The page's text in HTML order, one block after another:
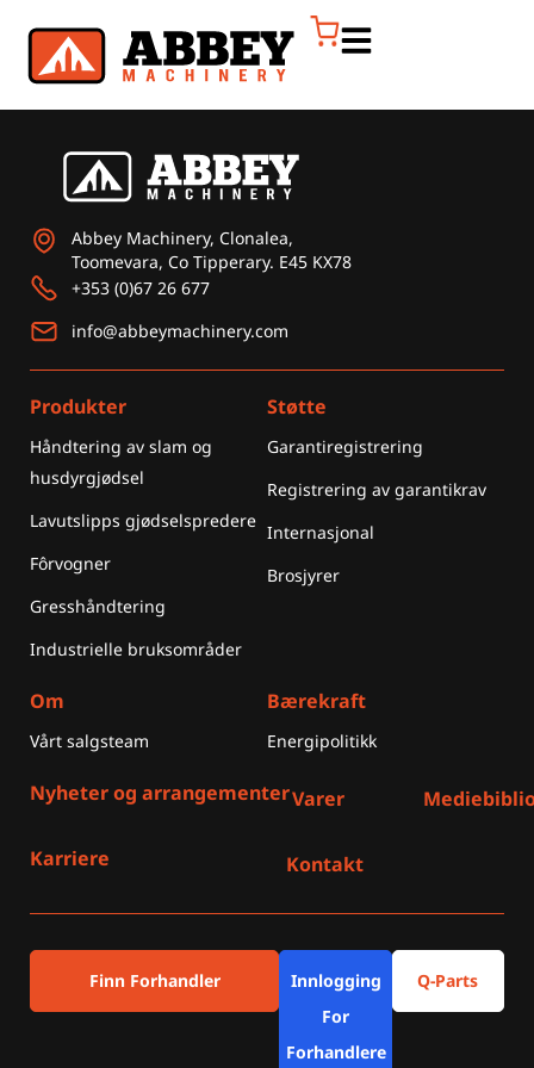
Abbey Machinery, Clonalea,
Toomevara, Co Tipperary. E45 KX78
+353 (0)67 26 677
info@abbeymachinery.com
Produkter
Håndtering av slam og
husdyrgjødsel
Lavutslipps gjødselspredere
Fôrvogner
Gresshåndtering
Industrielle bruksområder
Støtte
Garantiregistrering
Registrering av garantikrav
Internasjonal
Brosjyrer
Om
Vårt salgsteam
Bærekraft
Energipolitikk
Nyheter og arrangementerVarer
Karriere Kontakt
Finn Forhandler
Innlogging
For
Forhandlere
Q-Parts